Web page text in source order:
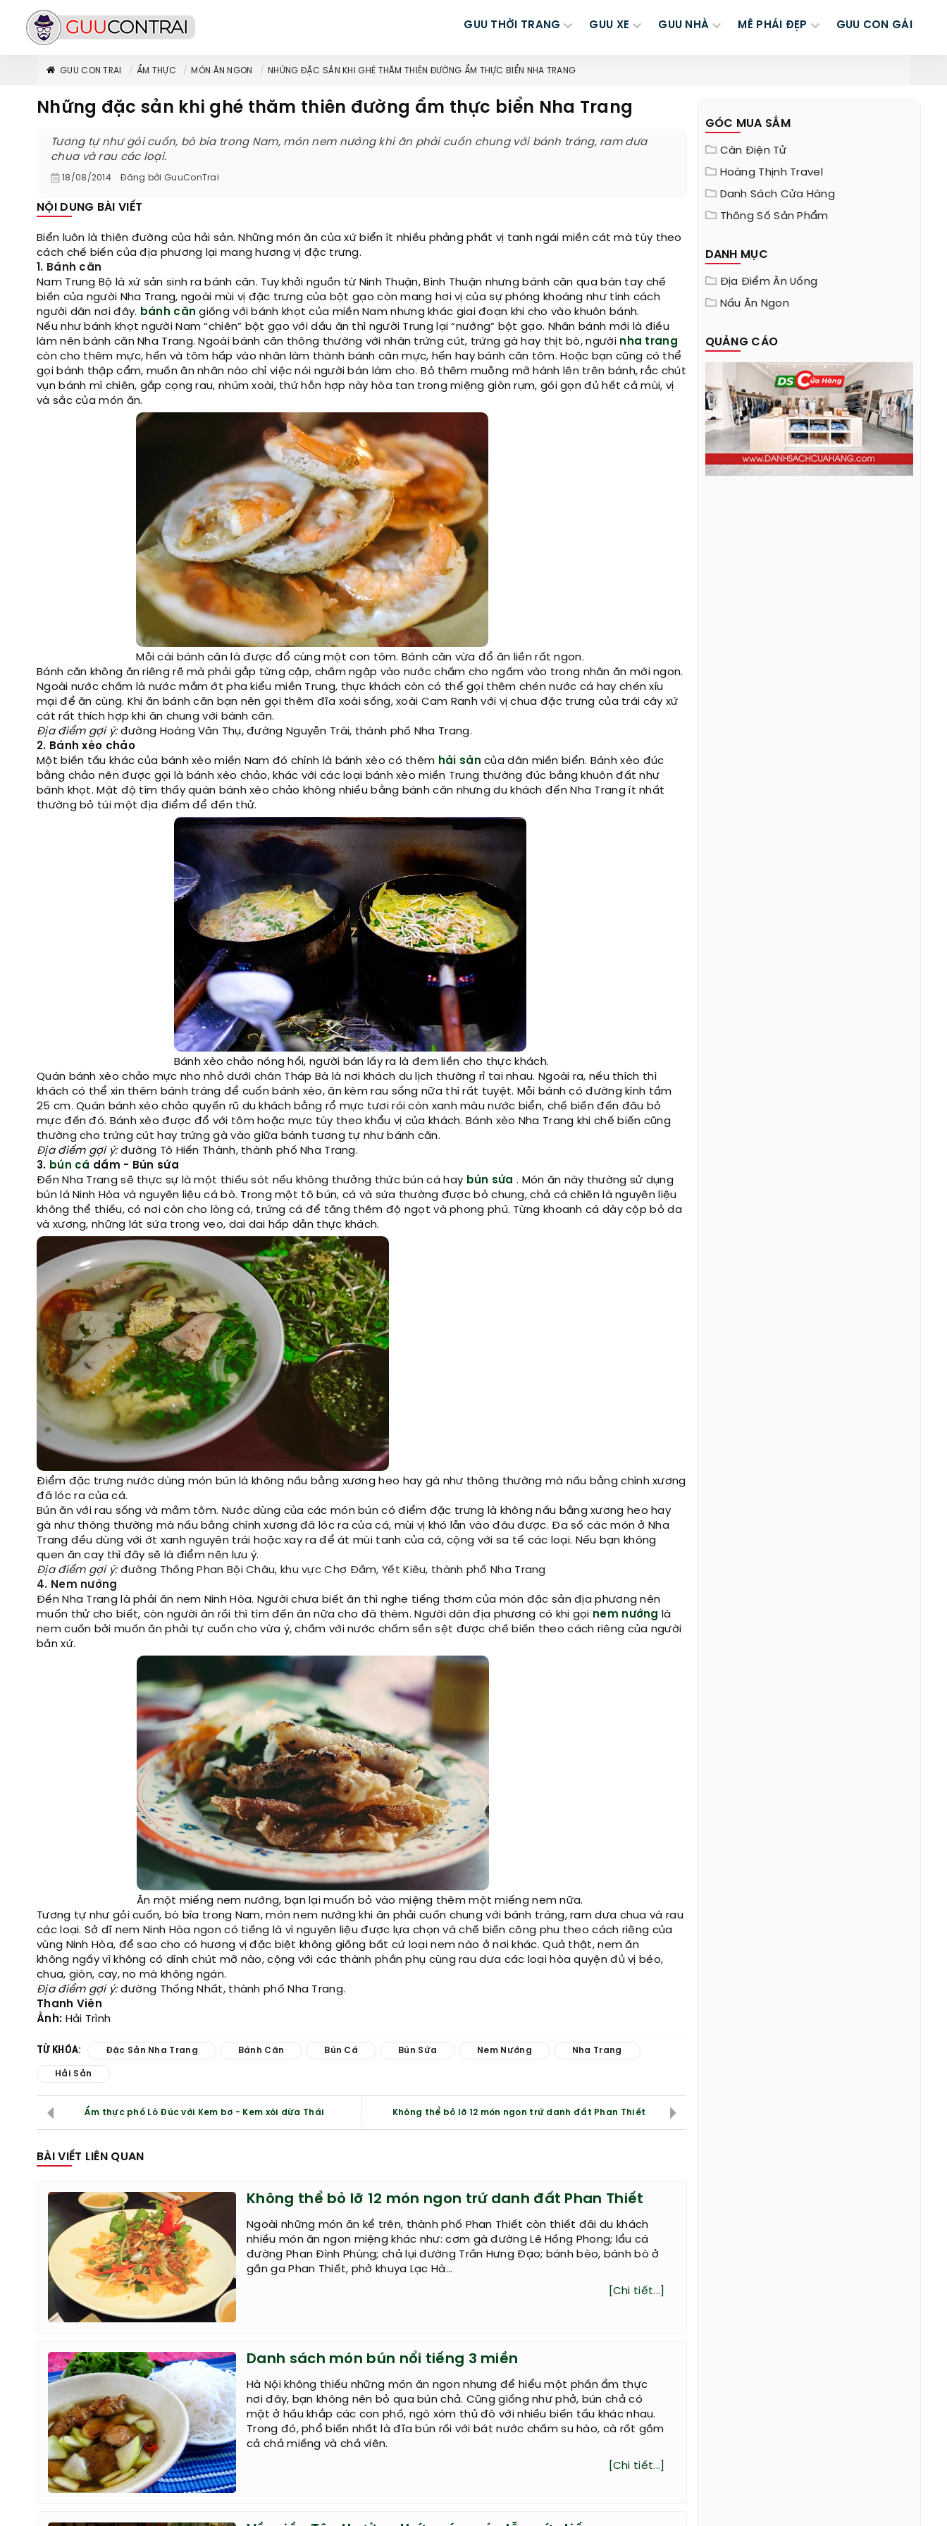
GUU THỜI TRANG GUU XE GUU NHÀ MÊ PHÁI ĐẸP GUU CON GÁI
GUU CON TRAI ẨM THỰC MÓN ĂN NGON NHỮNG ĐẶC SẢN KHI GHÉ THĂM THIÊN ĐƯỜNG ẨM THỰC BIỂN NHA TRANG
Những đặc sản khi ghé thăm thiên đường ẩm thực biển Nha Trang
Tương tự như gỏi cuốn, bò bía trong Nam, món nem nướng khi ăn phải cuốn chung với bánh tráng, ram dưa
chua và rau các loại.
18/08/2014 Đăng bởi GuuConTrai
NỘI DUNG BÀI VIẾT
Biển luôn là thiên đường của hải sản. Những món ăn của xứ biển ít nhiều phảng phất vị tanh ngái miền cát mà tùy theo
cách chế biến của địa phương lại mang hương vị đặc trưng.
1. Bánh căn
Nam Trung Bộ là xứ sản sinh ra bánh căn. Tuy khởi nguồn từ Ninh Thuận, Bình Thuận nhưng bánh căn qua bàn tay chế
biến của người Nha Trang, ngoài mùi vị đặc trưng của bột gạo còn mang hơi vị của sự phóng khoáng như tính cách
người dân nơi đây. bánh căn giống với bánh khọt của miền Nam nhưng khác giai đoạn khi cho vào khuôn bánh.
Nếu như bánh khọt người Nam “chiên” bột gạo với dầu ăn thì người Trung lại “nướng” bột gạo. Nhân bánh mới là điều
làm nên bánh căn Nha Trang. Ngoài bánh căn thông thường với nhân trứng cút, trứng gà hay thịt bò, người nha trang
còn cho thêm mực, hến và tôm hấp vào nhân làm thành bánh căn mực, hến hay bánh căn tôm. Hoặc bạn cũng có thể
gọi bánh thập cẩm, muốn ăn nhân nào chỉ việc nói người bán làm cho. Bỏ thêm muỗng mỡ hành lên trên bánh, rắc chút
vụn bánh mì chiên, gắp cọng rau, nhúm xoài, thứ hỗn hợp này hòa tan trong miệng giòn rụm, gói gọn đủ hết cả mùi, vị
và sắc của món ăn.
Mỗi cái bánh căn là được đổ cùng một con tôm. Bánh căn vừa đổ ăn liền rất ngon.
Bánh căn không ăn riêng rẽ mà phải gắp từng cặp, chấm ngập vào nước chấm cho ngấm vào trong nhân ăn mới ngon.
Ngoài nước chấm là nước mắm ớt pha kiểu miền Trung, thực khách còn có thể gọi thêm chén nước cá hay chén xíu
mại để ăn cùng. Khi ăn bánh căn bạn nên gọi thêm đĩa xoài sống, xoài Cam Ranh với vị chua đặc trưng của trái cây xứ
cát rất thích hợp khi ăn chung với bánh căn.
Địa điểm gợi ý:đường Hoàng Văn Thụ, đường Nguyễn Trãi, thành phố Nha Trang.
2. Bánh xèo chảo
Một biến tấu khác của bánh xèo miền Nam đó chính là bánh xèo có thêm hải sản của dân miền biển. Bánh xèo đúc
bằng chảo nên được gọi là bánh xèo chảo, khác với các loại bánh xèo miền Trung thường đúc bằng khuôn đất như
bánh khọt. Mật độ tìm thấy quán bánh xèo chảo không nhiều bằng bánh căn nhưng du khách đến Nha Trang ít nhất
thường bỏ túi một địa điểm để đến thử.
Bánh xèo chảo nóng hổi, người bán lấy ra là đem liền cho thực khách.
Quán bánh xèo chảo mực nho nhỏ dưới chân Tháp Bà là nơi khách du lịch thường rỉ tai nhau. Ngoài ra, nếu thích thì
khách có thể xin thêm bánh tráng để cuốn bánh xèo, ăn kèm rau sống nữa thì rất tuyệt. Mỗi bánh có đường kính tầm
25 cm. Quán bánh xèo chảo quyến rũ du khách bằng rổ mực tươi rói còn xanh màu nước biển, chế biến đến đâu bỏ
mực đến đó. Bánh xèo được đổ với tôm hoặc mực tùy theo khẩu vị của khách. Bánh xèo Nha Trang khi chế biến cũng
thường cho trứng cút hay trứng gà vào giữa bánh tương tự như bánh căn.
Địa điểm gợi ý:đường Tô Hiến Thành, thành phố Nha Trang.
3. bún cá dầm - Bún sứa
Đến Nha Trang sẽ thực sự là một thiếu sót nếu không thưởng thức bún cá hay bún sứa . Món ăn này thường sử dụng
bún lá Ninh Hòa và nguyên liệu cá bò. Trong một tô bún, cá và sứa thường được bỏ chung, chả cá chiên là nguyên liệu
không thể thiếu, có nơi còn cho lòng cá, trứng cá để tăng thêm độ ngọt và phong phú. Từng khoanh cá dày cộp bỏ da
và xương, những lát sứa trong veo, dai dai hấp dẫn thực khách.
Điểm đặc trưng nước dùng món bún là không nấu bằng xương heo hay gà như thông thường mà nấu bằng chính xương
đã lóc ra của cá.
Bún ăn với rau sống và mắm tôm. Nước dùng của các món bún có điểm đặc trưng là không nấu bằng xương heo hay
gà như thông thường mà nấu bằng chính xương đã lóc ra của cá, mùi vị khó lẫn vào đâu được. Đa số các món ở Nha
Trang đều dùng với ớt xanh nguyên trái hoặc xay ra để át mùi tanh của cá, cộng với sa tế các loại. Nếu bạn không
quen ăn cay thì đây sẽ là điểm nên lưu ý.
Địa điểm gợi ý:đường Thống Phan Bội Châu, khu vực Chợ Đầm, Yết Kiêu, thành phố Nha Trang
4. Nem nướng
Đến Nha Trang là phải ăn nem Ninh Hòa. Người chưa biết ăn thì nghe tiếng thơm của món đặc sản địa phương nên
muốn thử cho biết, còn người ăn rồi thì tìm đến ăn nữa cho đã thèm. Người dân địa phương có khi gọi nem nướng là
nem cuốn bởi muốn ăn phải tự cuốn cho vừa ý, chấm với nước chấm sền sệt được chế biến theo cách riêng của người
bản xứ.
Ăn một miếng nem nướng, bạn lại muốn bỏ vào miệng thêm một miếng nem nữa.
Tương tự như gỏi cuốn, bò bía trong Nam, món nem nướng khi ăn phải cuốn chung với bánh tráng, ram dưa chua và rau
các loại. Sở dĩ nem Ninh Hòa ngon có tiếng là vì nguyên liệu được lựa chọn và chế biến công phu theo cách riêng của
vùng Ninh Hòa, để sao cho có hương vị đặc biệt không giống bất cứ loại nem nào ở nơi khác. Quả thật, nem ăn
không ngấy vì không có dính chút mỡ nào, cộng với các thành phần phụ cùng rau dưa các loại hòa quyện đủ vị béo,
chua, giòn, cay, no mà không ngán.
Địa điểm gợi ý:đường Thống Nhất, thành phố Nha Trang.
Thanh Viên
Ảnh: Hải Trình
TỪ KHÓA: Đặc Sản Nha Trang Bánh Căn Bún Cá Bún Sứa Nem Nướng Nha Trang
Hải Sản
Ẩm thực phố Lò Đúc với Kem bơ - Kem xôi dừa Thái Không thể bỏ lỡ 12 món ngon trứ danh đất Phan Thiết
BÀI VIẾT LIÊN QUAN
Không thể bỏ lỡ 12 món ngon trứ danh đất Phan Thiết
Ngoài những món ăn kể trên, thành phố Phan Thiết còn thiết đãi du khách
nhiều món ăn ngon miệng khác như: cơm gà đường Lê Hồng Phong; lẩu cá
đường Phan Đình Phùng; chả lụi đường Trần Hưng Đạo; bánh bèo, bánh bò ở
gần ga Phan Thiết, phở khuya Lạc Hà…
[Chi tiết...]
Danh sách món bún nổi tiếng 3 miền
Hà Nội không thiếu những món ăn ngon nhưng để hiểu một phần ẩm thực
nơi đây, bạn không nên bỏ qua bún chả. Cũng giống như phở, bún chả có
mặt ở hầu khắp các con phố, ngõ xóm thủ đô với nhiều biến tấu khác nhau.
Trong đó, phổ biến nhất là đĩa bún rối với bát nước chấm su hào, cà rốt gồm
cả chả miếng và chả viên.
[Chi tiết...]
GÓC MUA SẮM
Cân Điện Tử
Hoàng Thịnh Travel
Danh Sách Cửa Hàng
Thông Số Sản Phẩm
DANH MỤC
Địa Điểm Ăn Uống
Nấu Ăn Ngon
QUẢNG CÁO